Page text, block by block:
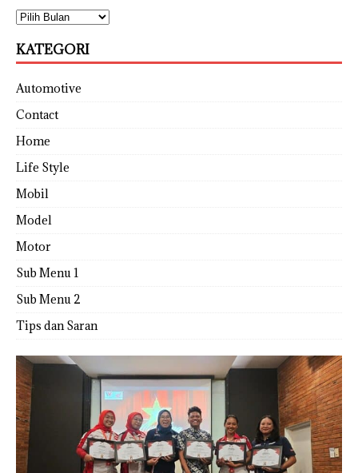
KATEGORI
Automotive
Contact
Home
Life Style
Mobil
Model
Motor
Sub Menu 1
Sub Menu 2
Tips dan Saran